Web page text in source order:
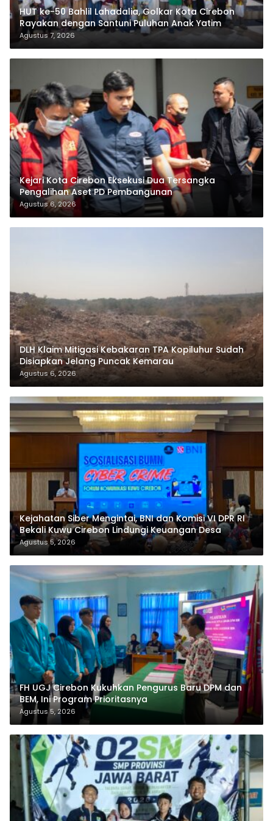
HUT ke-50 Bahlil Lahadalia, Golkar Kota Cirebon
Rayakan dengan Santuni Puluhan Anak Yatim
Agustus 7, 2026
Kejari Kota Cirebon Eksekusi Dua Tersangka
Pengalihan Aset PD Pembangunan
Agustus 6, 2026
DLH Klaim Mitigasi Kebakaran TPA Kopiluhur Sudah
Disiapkan Jelang Puncak Kemarau
Agustus 6, 2026
Kejahatan Siber Mengintai, BNI dan Komisi VI DPR RI
Bekali Kuwu Cirebon Lindungi Keuangan Desa
Agustus 5, 2026
FH UGJ Cirebon Kukuhkan Pengurus Baru DPM dan
BEM, Ini Program Prioritasnya
Agustus 5, 2026